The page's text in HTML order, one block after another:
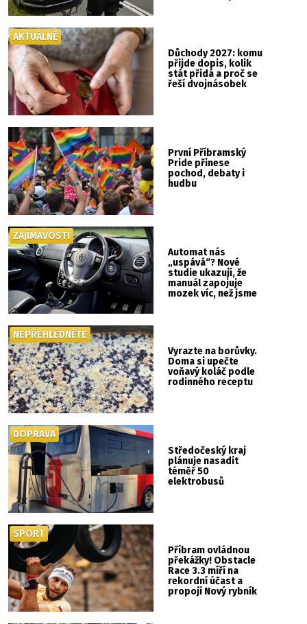
Důchody 2027: komu
přijde dopis, kolik
stát přidá a proč se
řeší dvojnásobek
AKTUÁLNĚ
První Příbramský
Pride přinese
pochod, debaty i
hudbu
Automat nás
„uspává“? Nové
studie ukazují, že
manuál zapojuje
mozek víc, než jsme
ZAJÍMAVOSTI
Vyrazte na borůvky.
Doma si upečte
voňavý koláč podle
rodinného receptu
NEPŘEHLÉDNĚTE
Středočeský kraj
plánuje nasadit
téměř 50
elektrobusů
DOPRAVA
Příbram ovládnou
překážky! Obstacle
Race 3.3 míří na
rekordní účast a
propojí Nový rybník
SPORT